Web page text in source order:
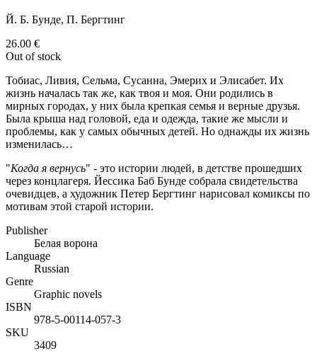
Й. Б. Бунде, П. Бергтинг
26.00 €
Out of stock
Тобиас, Ливия, Сельма, Сусанна, Эмерих и Элисабет. Их
жизнь началась так же, как твоя и моя. Они родились в
мирных городах, у них была крепкая семья и верные друзья.
Была крыша над головой, еда и одежда, такие же мысли и
проблемы, как у самых обычных детей. Но однажды их жизнь
изменилась…
"Когда я вернусь" - это истории людей, в детстве прошедших
через концлагеря. Йессика Баб Бунде собрала свидетельства
очевидцев, а художник Петер Бергтинг нарисовал комиксы по
мотивам этой старой истории.
Publisher
Белая ворона
Language
Russian
Genre
Graphic novels
ISBN
978-5-00114-057-3
SKU
3409